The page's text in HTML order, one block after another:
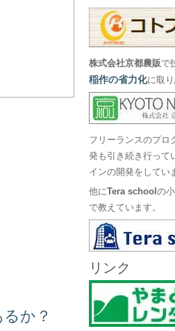
か？
株式会社京都農販で
稲作の省力化に取り
フリーランスのプロ
発も引き続き行って
インの開発をしてい
他にTera schoolの
で教えています。
リンク